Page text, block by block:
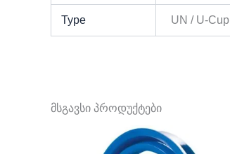
Type UN / U-Cup
მსგავსი პროდუქტები